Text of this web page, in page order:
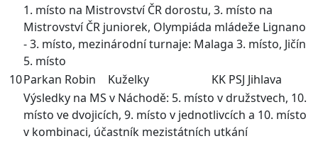
1. místo na Mistrovství ČR dorostu, 3. místo na
Mistrovství ČR juniorek, Olympiáda mládeže Lignano
- 3. místo, mezinárodní turnaje: Malaga 3. místo, Jičín
5. místo
10Parkan Robin Kuželky
KK PSJ Jihlava
Výsledky na MS v Náchodě: 5. místo v družstvech, 10.
místo ve dvojicích, 9. místo v jednotlivcích a 10. místo
v kombinaci, účastník mezistátních utkání